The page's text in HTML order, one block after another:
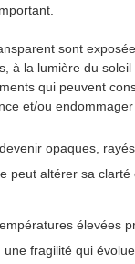
sont
à la lumière du
qui peuvent
et/ou
opaques,
peut altérer sa clarté
élevées
fragilité qui